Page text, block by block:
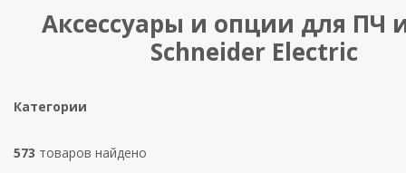
Аксессуары и опции для ПЧ
Schneider Electric
Категории
573 товаров найдено